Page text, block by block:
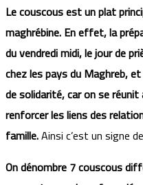
Le couscous est un plat
maghrébine. En effet, la
du vendredi midi, le jour de
chez les pays du Maghreb,
de solidarité, car on se
renforcer les liens des
famille.Ainsi c’est un signe
On dénombre 7 couscous